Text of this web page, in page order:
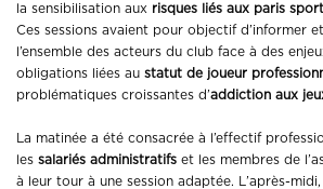
la sensibilisation aux risques liés aux paris
Ces sessions avaient pour objectif d’informer
l’ensemble des acteurs du club face à des
obligations liées au statut de joueur
problématiques croissantes d’addiction aux
La matinée a été consacrée à l’effectif
les salariés administratifs et les membres de
à leur tour à une session adaptée. L’après-midi,